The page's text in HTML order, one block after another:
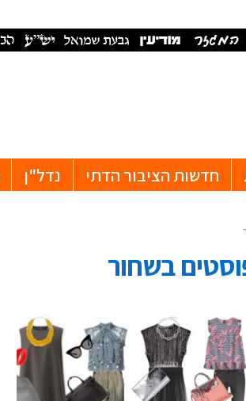
חדשות הציבור הדתי נדל"ן
בשחור